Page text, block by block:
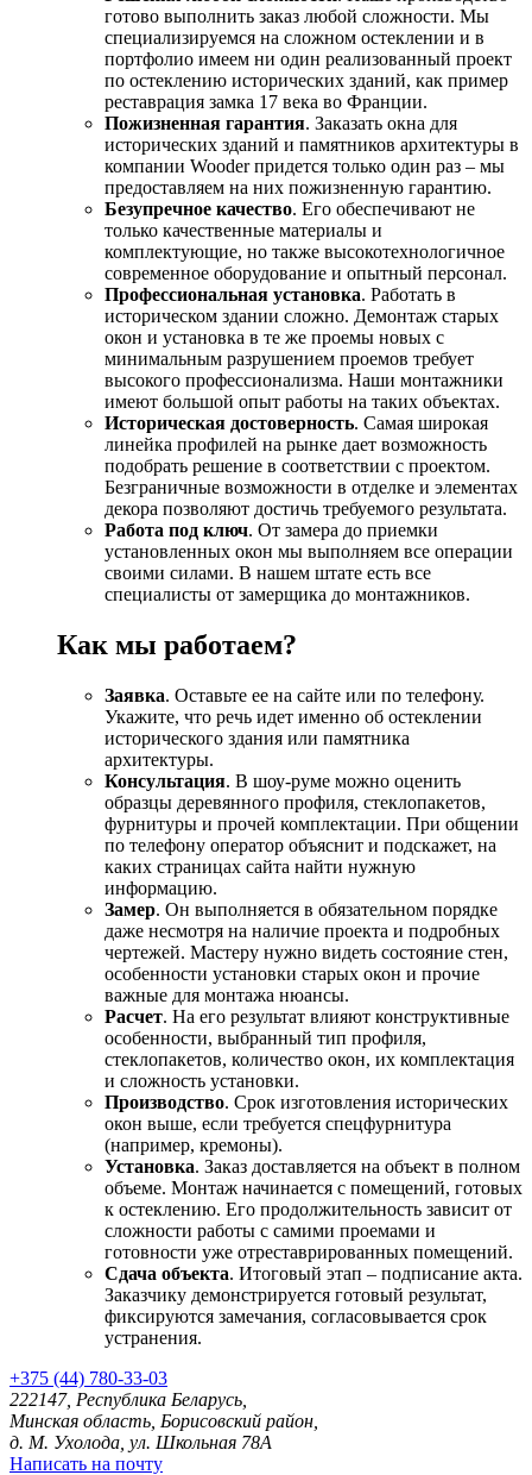
готово выполнить заказ любой сложности. Мы
специализируемся на сложном остеклении и в
портфолио имеем ни один реализованный проект
по остеклению исторических зданий, как пример
реставрация замка 17 века во Франции.
Пожизненная гарантия. Заказать окна для
исторических зданий и памятников архитектуры в
компании Wooder придется только один раз – мы
предоставляем на них пожизненную гарантию.
Безупречное качество. Его обеспечивают не
только качественные материалы и
комплектующие, но также высокотехнологичное
современное оборудование и опытный персонал.
Профессиональная установка. Работать в
историческом здании сложно. Демонтаж старых
окон и установка в те же проемы новых с
минимальным разрушением проемов требует
высокого профессионализма. Наши монтажники
имеют большой опыт работы на таких объектах.
Историческая достоверность. Самая широкая
линейка профилей на рынке дает возможность
подобрать решение в соответствии с проектом.
Безграничные возможности в отделке и элементах
декора позволяют достичь требуемого результата.
Работа под ключ. От замера до приемки
установленных окон мы выполняем все операции
своими силами. В нашем штате есть все
специалисты от замерщика до монтажников.
Как мы работаем?
Заявка. Оставьте ее на сайте или по телефону.
Укажите, что речь идет именно об остеклении
исторического здания или памятника
архитектуры.
Консультация. В шоу-руме можно оценить
образцы деревянного профиля, стеклопакетов,
фурнитуры и прочей комплектации. При общении
по телефону оператор объяснит и подскажет, на
каких страницах сайта найти нужную
информацию.
Замер. Он выполняется в обязательном порядке
даже несмотря на наличие проекта и подробных
чертежей. Мастеру нужно видеть состояние стен,
особенности установки старых окон и прочие
важные для монтажа нюансы.
Расчет. На его результат влияют конструктивные
особенности, выбранный тип профиля,
стеклопакетов, количество окон, их комплектация
и сложность установки.
Производство. Срок изготовления исторических
окон выше, если требуется спецфурнитура
(например, кремоны).
Установка. Заказ доставляется на объект в полном
объеме. Монтаж начинается с помещений, готовых
к остеклению. Его продолжительность зависит от
сложности работы с самими проемами и
готовности уже отреставрированных помещений.
Сдача объекта. Итоговый этап – подписание акта.
Заказчику демонстрируется готовый результат,
фиксируются замечания, согласовывается срок
устранения.
+375 (44) 780-33-03
222147, Республика Беларусь,
Минская область, Борисовский район,
д. М. Ухолода, ул. Школьная 78А
Написать на почту